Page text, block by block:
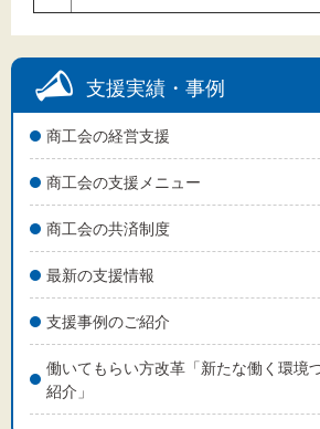
支援実績・事例
商工会の経営支援
商工会の支援メニュー
商工会の共済制度
最新の支援情報
支援事例のご紹介
働いてもらい方改革「新たな働く環境
紹介」